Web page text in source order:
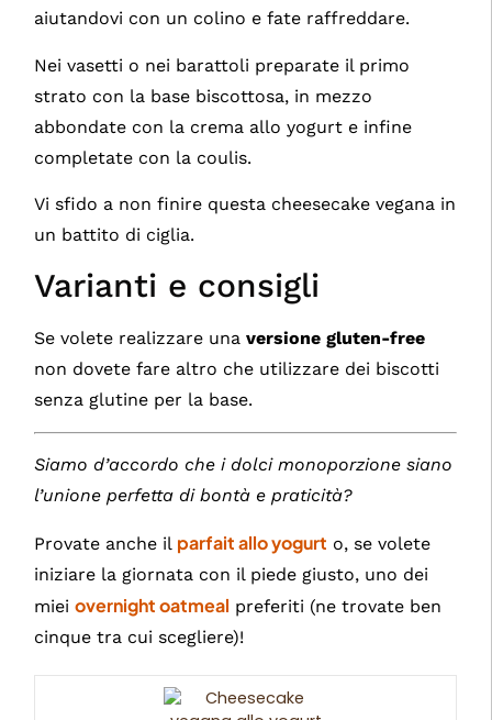
aiutandovi con un colino e fate raffreddare.
Nei vasetti o nei barattoli preparate il primo
strato con la base biscottosa, in mezzo
abbondate con la crema allo yogurt e infine
completate con la coulis.
Vi sfido a non finire questa cheesecake vegana in
un battito di ciglia.
Varianti e consigli
Se volete realizzare unaversione gluten-free
non dovete fare altro che utilizzare dei biscotti
senza glutine per la base.
Siamo d’accordo che i dolci monoporzione siano
l’unione perfetta di bontà e praticità?
Provate anche il parfait allo yogurt o, se volete
iniziare la giornata con il piede giusto, uno dei
mieiovernight oatmeal preferiti (ne trovate ben
cinque tra cui scegliere)!